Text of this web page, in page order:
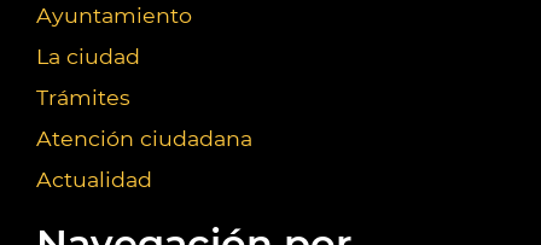
Ayuntamiento
La ciudad
Trámites
Atención ciudadana
Actualidad